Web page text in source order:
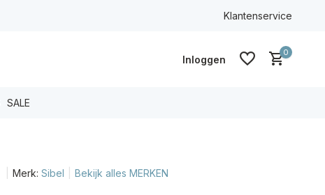
Klantenservice
Inloggen
0
SALE
Merk: Sibel Bekijk alles MERKEN